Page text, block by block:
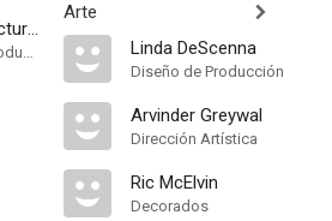
Walt Disney Pictures
Compañía de Produccion
Arte
Linda DeScenna
Diseño de Producción
Arvinder Greywal
Dirección Artística
Ric McElvin
Decorados